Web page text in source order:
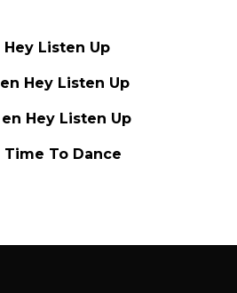
Hey Listen Up
en Hey Listen Up
en Hey Listen Up
Time To Dance